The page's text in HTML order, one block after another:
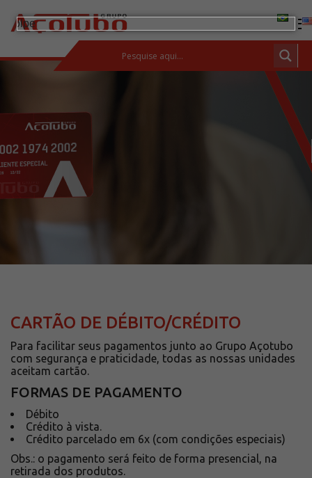
ESPAÇO DO CLIENTE
Produtos
Tubos de aço carbono
Barras de Aço Carbono
Conexões e flanges
Solicite um orçamento
Sobre a Açotubo
Unidades
Compliance e LGPD
Ouvidoria
Blog
CARTÃO DE DÉBITO/CRÉDITO
Para facilitar seus pagamentos junto ao Grupo Açotubo
com segurança e praticidade, todas as nossas unidades
aceitam cartão.
FORMAS DE PAGAMENTO
Débito
Crédito à vista.
Crédito parcelado em 6x (com condições especiais)
Obs.: o pagamento será feito de forma presencial, na
retirada dos produtos.